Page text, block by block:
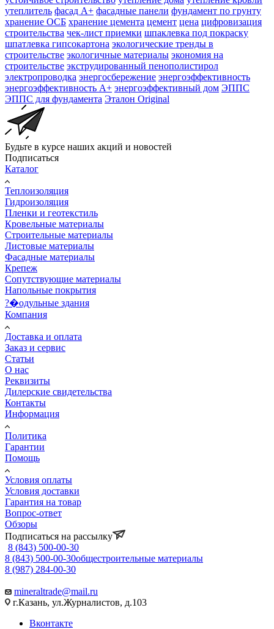
утеплитель фасад А+ фасадные панели фундамент по грунту
хранение ОСБ хранение цемента цемент цена цифровизация
строительства чек-лист приемки шпаклевка под покраску
шпатлевка гипсокартона экологические тренды в
строительстве экологичные материалы экономия на
строительстве экструдированный пенополистирол
электропроводка энергосбережение энергоэффективность
энергоэффективность А+ энергоэффективный дом ЭППС
ЭППС для фундамента Эталон Original
Будьте в курсе наших акций и новостей
Подписаться
Каталог
Теплоизоляция
Гидроизоляция
Пленки и геотекстиль
Кровельные материалы
Строительные материалы
Листовые материалы
Фасадные материалы
Крепеж
Сопутствующие материалы
Напольные покрытия
?�одульные здания
Компания
Доставка и оплата
Заказ и сервис
Статьи
О нас
Реквизиты
Дилерские свидетельства
Контакты
Информация
Политика
Гарантии
Помощь
Условия оплаты
Условия доставки
Гарантия на товар
Вопрос-ответ
Обзоры
Подписаться на рассылку
8 (843) 500-00-30
8 (843) 500-00-30общестроительные материалы
8 (987) 284-00-30
mineraltrade@mail.ru
г.Казань, ул.Журналистов, д.103
Вконтакте